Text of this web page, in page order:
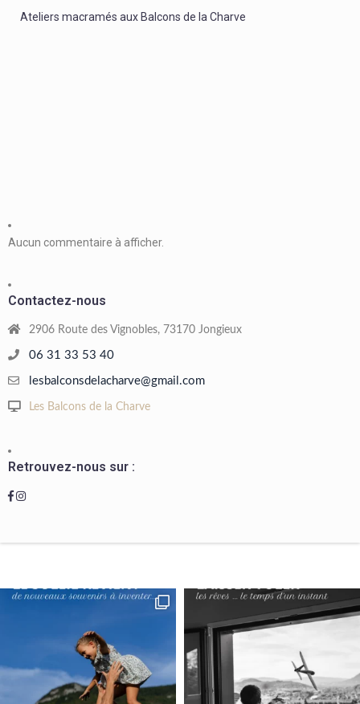
Ateliers macramés aux Balcons de la Charve
Aucun commentaire à afficher.
Contactez-nous
2906 Route des Vignobles, 73170 Jongieux
06 31 33 53 40
lesbalconsdelacharve@gmail.com
Les Balcons de la Charve
Retrouvez-nous sur :